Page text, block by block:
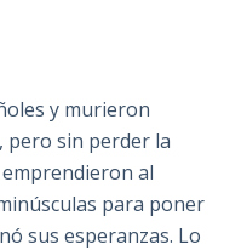
y murieron
pero sin perder la
al
para poner
sus esperanzas. Lo